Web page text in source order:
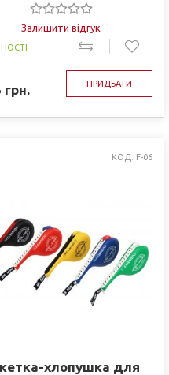
Залишити відгук
грн. ПРИДБАТИ
КОД: F-06
хлопушка для